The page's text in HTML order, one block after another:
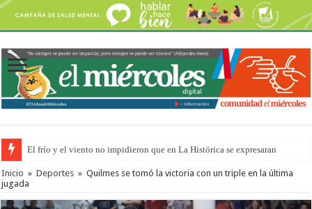
El frío y el viento no impidieron que en La Histórica se expresaran
OSER: Frigerio aseguró que mejoraron el servicio, redujeron el déficit en
Inicio » Deportes » Quilmes se tomó la victoria con un triple en la última
jugada